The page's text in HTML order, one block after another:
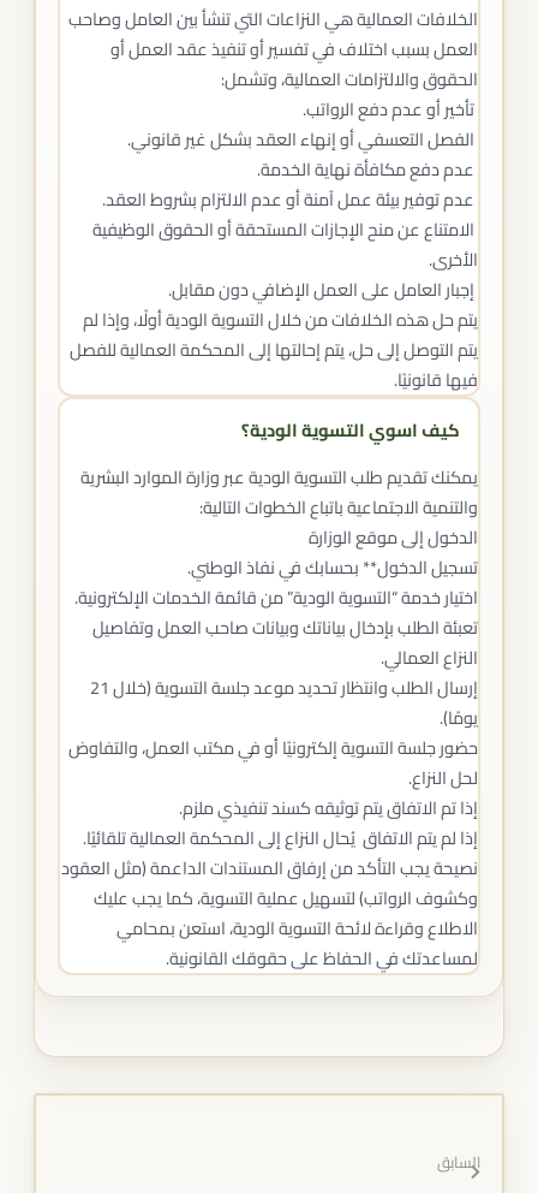
الخلافات العمالية هي النزاعات التي تنشأ بين العامل وصاحب
العمل بسبب اختلاف في تفسير أو تنفيذ عقد العمل أو
الحقوق والالتزامات العمالية، وتشمل:
تأخير أو عدم دفع الرواتب.
الفصل التعسفي أو إنهاء العقد بشكل غير قانوني.
عدم دفع مكافأة نهاية الخدمة.
عدم توفير بيئة عمل آمنة أو عدم الالتزام بشروط العقد.
الامتناع عن منح الإجازات المستحقة أو الحقوق الوظيفية
الأخرى.
إجبار العامل على العمل الإضافي دون مقابل.
يتم حل هذه الخلافات من خلال التسوية الودية أولًا، وإذا لم
يتم التوصل إلى حل، يتم إحالتها إلى المحكمة العمالية للفصل
فيها قانونيًا.
كيف اسوي التسوية الودية؟
يمكنك تقديم طلب التسوية الودية عبر وزارة الموارد البشرية
والتنمية الاجتماعية باتباع الخطوات التالية:
الدخول إلى موقع الوزارة
تسجيل الدخول** بحسابك في نفاذ الوطني.
اختيار خدمة “التسوية الودية” من قائمة الخدمات الإلكترونية.
تعبئة الطلب بإدخال بياناتك وبيانات صاحب العمل وتفاصيل
النزاع العمالي.
إرسال الطلب وانتظار تحديد موعد جلسة التسوية (خلال 21
يومًا).
حضور جلسة التسوية إلكترونيًا أو في مكتب العمل، والتفاوض
لحل النزاع.
إذا تم الاتفاق يتم توثيقه كسند تنفيذي ملزم.
إذا لم يتم الاتفاق يُحال النزاع إلى المحكمة العمالية تلقائيًا.
نصيحة يجب التأكد من إرفاق المستندات الداعمة (مثل العقود
وكشوف الرواتب) لتسهيل عملية التسوية، كما يجب عليك
الاطلاع وقراءة لائحة التسوية الودية، استعن بمحامي
لمساعدتك في الحفاظ على حقوقك القانونية.
السابق